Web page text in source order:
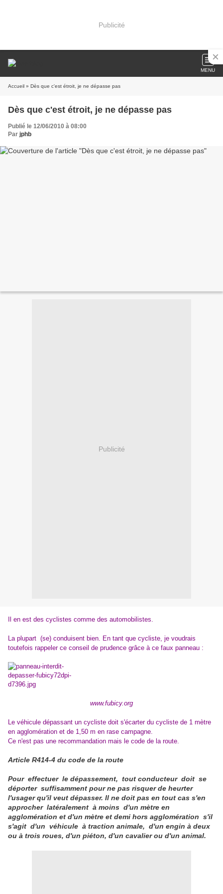
Publicité
MENU
Accueil » Dès que c'est étroit, je ne dépasse pas
Dès que c'est étroit, je ne dépasse pas
Publié le 12/06/2010 à 08:00
Par jphb
Publicité
Il en est des cyclistes comme des automobilistes.
La plupart (se) conduisent bien. En tant que cycliste, je voudrais
toutefois rappeler ce conseil de prudence grâce à ce faux panneau :
www.fubicy.org
Le véhicule dépassant un cycliste doit s'écarter du cycliste de 1 mètre
en agglomération et de 1,50 m en rase campagne.
Ce n'est pas une recommandation mais le code de la route.
Article R414-4 du code de la route
Pour effectuer le dépassement, tout conducteur doit se
déporter suffisamment pour ne pas risquer de heurter
l'usager qu'il veut dépasser. Il ne doit pas en tout cas s'en
approcher latéralement à moins d'un mètre en
agglomération et d'un mètre et demi hors agglomération s'il
s'agit d'un véhicule à traction animale, d'un engin à deux
ou à trois roues, d'un piéton, d'un cavalier ou d'un animal.